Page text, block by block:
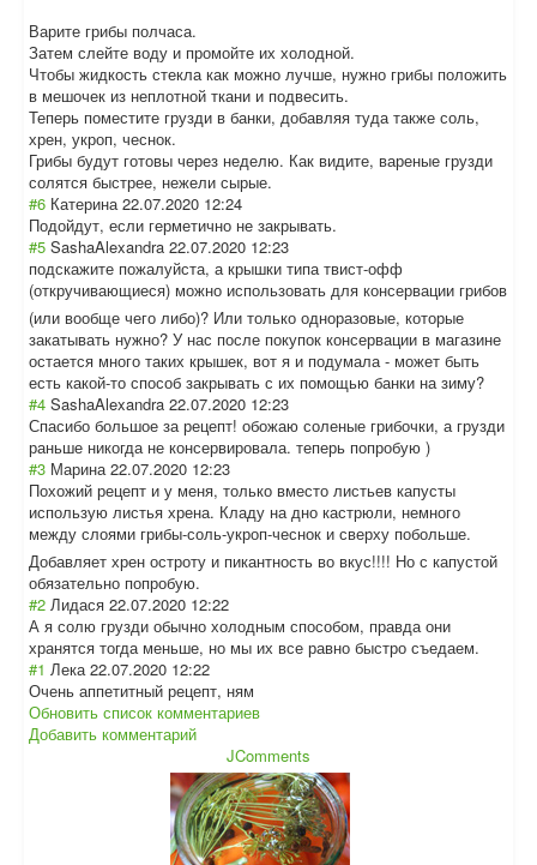
Варите грибы полчаса.
Затем слейте воду и промойте их холодной.
Чтобы жидкость стекла как можно лучше, нужно грибы положить
в мешочек из неплотной ткани и подвесить.
Теперь поместите грузди в банки, добавляя туда также соль,
хрен, укроп, чеснок.
Грибы будут готовы через неделю. Как видите, вареные грузди
солятся быстрее, нежели сырые.
#6 Катерина 22.07.2020 12:24
Подойдут, если герметично не закрывать.
#5 SashaAlexandra 22.07.2020 12:23
подскажите пожалуйста, а крышки типа твист-офф
(откручивающиеся) можно использовать для консервации грибов
(или вообще чего либо)? Или только одноразовые, которые
закатывать нужно? У нас после покупок консервации в магазине
остается много таких крышек, вот я и подумала - может быть
есть какой-то способ закрывать с их помощью банки на зиму?
#4 SashaAlexandra 22.07.2020 12:23
Спасибо большое за рецепт! обожаю соленые грибочки, а грузди
раньше никогда не консервировала. теперь попробую )
#3 Марина 22.07.2020 12:23
Похожий рецепт и у меня, только вместо листьев капусты
использую листья хрена. Кладу на дно кастрюли, немного
между слоями грибы-соль-укроп-чеснок и сверху побольше.
Добавляет хрен остроту и пикантность во вкус!!!! Но с капустой
обязательно попробую.
#2 Лидася 22.07.2020 12:22
А я солю грузди обычно холодным способом, правда они
хранятся тогда меньше, но мы их все равно быстро съедаем.
#1 Лека 22.07.2020 12:22
Очень аппетитный рецепт, ням
Обновить список комментариев
Добавить комментарий
JComments